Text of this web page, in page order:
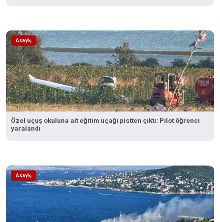
Asayiş
Özel uçuş okuluna ait eğitim uçağı pistten çıktı: Pilot öğrenci
yaralandı
Asayiş